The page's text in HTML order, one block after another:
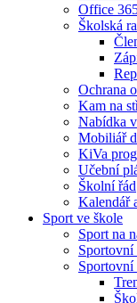
Office
Školská
Ochrana
Kam na
Nabídka
Mobiliář
KiVa
Učební
Školní řád
Kalendář
Sport ve škole
Sport na